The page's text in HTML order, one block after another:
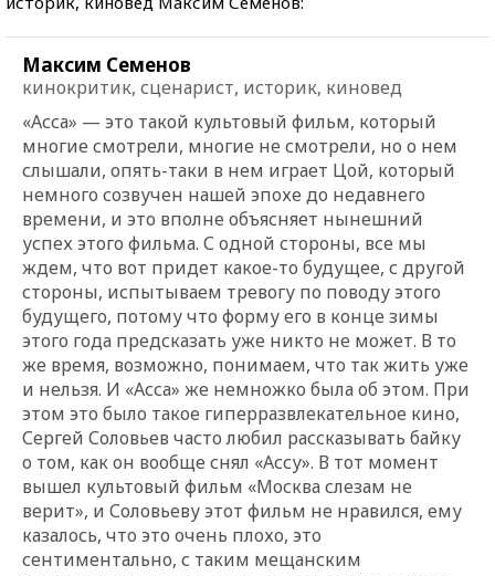
Максим Семенов
кинокритик, сценарист, историк, киновед
«Асса» — это такой культовый фильм, который
многие смотрели, многие не смотрели, но о нем
слышали, опять-таки в нем играет Цой, который
немного созвучен нашей эпохе до недавнего
времени, и это вполне объясняет нынешний
успех этого фильма. С одной стороны, все мы
ждем, что вот придет какое-то будущее, с другой
стороны, испытываем тревогу по поводу этого
будущего, потому что форму его в конце зимы
этого года предсказать уже никто не может. В то
же время, возможно, понимаем, что так жить уже
и нельзя. И «Асса» же немножко была об этом. При
этом это было такое гиперразвлекательное кино,
Сергей Соловьев часто любил рассказывать байку
о том, как он вообще снял «Ассу». В тот момент
вышел культовый фильм «Москва слезам не
верит», и Соловьеву этот фильм не нравился, ему
казалось, что это очень плохо, это
сентиментально, с таким мещанским